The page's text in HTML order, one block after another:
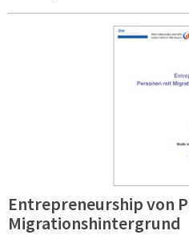
Entrepreneurship von
Migrationshintergrund